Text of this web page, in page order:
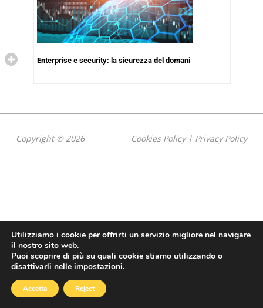
Enterprise e security: la sicurezza del domani
Copyright © 2026 Cookies Policy| Privacy Policy
Utilizziamo i cookie per offrirti un servizio migliore nel navigare
il nostro sito web.
Puoi scoprire di più su quali cookie stiamo utilizzando o
disattivarli nelle impostazioni.
Accetta Reject